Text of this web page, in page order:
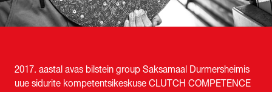
2017. aastal avas bilstein group Saksamaal Durmersheimis
uue sidurite kompetentsikeskuse CLUTCH COMPETENCE